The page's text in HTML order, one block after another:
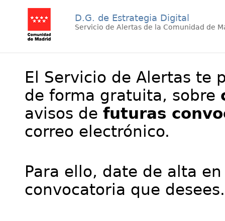
D.G. de Estrategia Digital
Servicio de Alertas de la Comunidad de
El Servicio de Alertas te
de forma gratuita, sobre
avisos de futuras
correo electrónico.
Para ello, date de alta
convocatoria que desees.